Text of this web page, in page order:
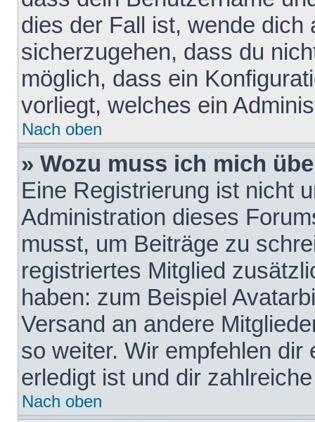
dies der Fall ist, wende dich
sicherzugehen, dass du
möglich, dass ein
vorliegt, welches ein
Nach oben
» Wozu muss ich mich
Eine Registrierung ist nicht
Administration dieses
musst, um Beiträge zu
registriertes Mitglied
haben: zum Beispiel
Versand an andere
so weiter. Wir empfehlen
erledigt ist und dir
Nach oben